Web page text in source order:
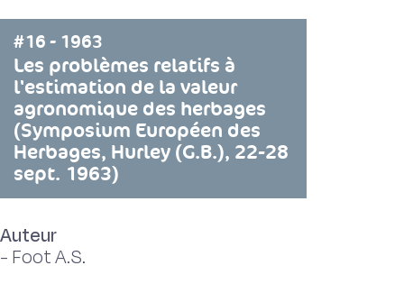
#16 - 1963
Les problèmes relatifs à
l'estimation de la valeur
agronomique des herbages
(Symposium Européen des
Herbages, Hurley (G.B.), 22-28
sept. 1963)
Auteur
- Foot A.S.